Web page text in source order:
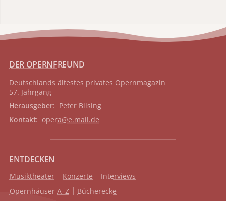
DER OPERNFREUND
Deutschlands ältestes privates Opernmagazin
57. Jahrgang
Herausgeber: Peter Bilsing
Kontakt: opera@e.mail.de
ENTDECKEN
Musiktheater Konzerte
Interviews
Opernhäuser A–Z
Bücherecke